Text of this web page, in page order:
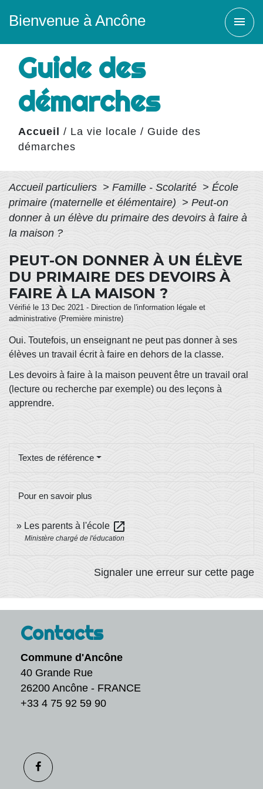
Bienvenue à Ancône menu
Guide des
démarches
Accueil / La vie locale / Guide des
démarches
Accueil particuliers > Famille - Scolarité > École
primaire (maternelle et élémentaire) > Peut-on
donner à un élève du primaire des devoirs à faire à
la maison ?
PEUT-ON DONNER À UN ÉLÈVE
DU PRIMAIRE DES DEVOIRS À
FAIRE À LA MAISON ?
Vérifié le 13 Dec 2021 - Direction de l'information légale et
administrative (Première ministre)
Oui. Toutefois, un enseignant ne peut pas donner à ses
élèves un travail écrit à faire en dehors de la classe.
Les devoirs à faire à la maison peuvent être un travail oral
(lecture ou recherche par exemple) ou des leçons à
apprendre.
Textes de référence
Pour en savoir plus
Les parents à l'école open_in_new
Ministère chargé de l'éducation
Signaler une erreur sur cette page
Contacts
Commune d'Ancône
40 Grande Rue
26200 Ancône - FRANCE
+33 4 75 92 59 90